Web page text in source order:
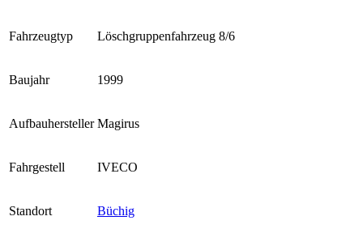
Fahrzeugtyp Löschgruppenfahrzeug 8/6
Baujahr 1999
Aufbauhersteller Magirus
Fahrgestell IVECO
Standort Büchig